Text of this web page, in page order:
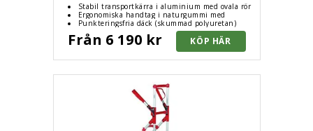
Stabil transportkärra i aluminium med ovala rör
Ergonomiska handtag i naturgummi med
handskar som ligger bra i handen
Punkteringsfria däck (skummad polyuretan)
Från 6 190 kr